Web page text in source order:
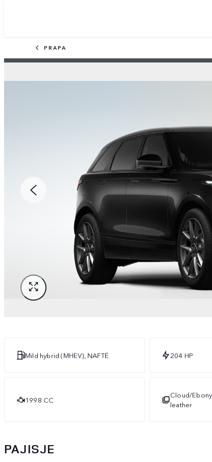
PRAPA
Mild hybrid (MHEV), NAFTË 204 HP
1998 CC
Cloud/
leather
PAJISJE